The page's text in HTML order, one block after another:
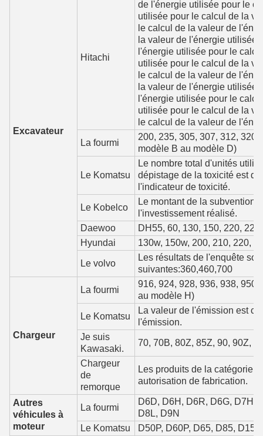
Excavateur
Hitachi
de l'énergie utilisée pour le
utilisée pour le calcul de la
le calcul de la valeur de
la valeur de l'énergie utilisée
l'énergie utilisée pour le
utilisée pour le calcul de la
le calcul de la valeur de
la valeur de l'énergie utilisée
l'énergie utilisée pour le
utilisée pour le calcul de la
le calcul de la valeur de
La fourmi
200, 235, 305, 307, 312, 320,
modèle B au modèle D)
Le Komatsu
Le nombre total d'unités
dépistage de la toxicité est
l'indicateur de toxicité.
Le Kobelco
Le montant de la subvention
l'investissement réalisé.
Daewoo
DH55, 60, 130, 150, 220, 225
Hyundai
130w, 150w, 200, 210, 220,
Le volvo
Les résultats de l'enquête
suivantes:360,460,700
Chargeur
La fourmi
916, 924, 928, 936, 938,
au modèle H)
Le Komatsu
La valeur de l'émission est
l'émission.
Je suis
Kawasaki.
70, 70B, 80Z, 85Z, 90, 90Z,
Chargeur
de
remorque
Les produits de la catégorie
autorisation de fabrication.
Autres
véhicules à
moteur
La fourmi
D6D, D6H, D6R, D6G, D7H,
D8L, D9N
Le Komatsu
D50P, D60P, D65, D85, D155